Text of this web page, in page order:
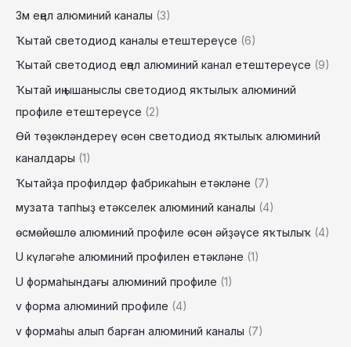
3м еңел алюминий каналы (3)
Ҡытай светодиод каналы етештереүсе (6)
Ҡытай светодиод еңел алюминий канал етештереүсе (9)
Ҡытай иң ышаныслы светодиод яҡтылыҡ алюминий
профиле етештереүсе (2)
Өй төҙөкләндереү өсөн светодиод яҡтылыҡ алюминий
каналдары (1)
Ҡытайҙа профилдәр фабрикаһын етәкләне (7)
музата тапһыҙ етәкселек алюминий каналы (4)
өсмөйөшлө алюминий профиле өсөн әйҙәүсе яҡтылыҡ (4)
U күләгәһе алюминий профилен етәкләне (1)
U формаһындағы алюминий профиле (1)
v форма алюминий профиле (4)
v формаһы алып барған алюминий каналы (7)